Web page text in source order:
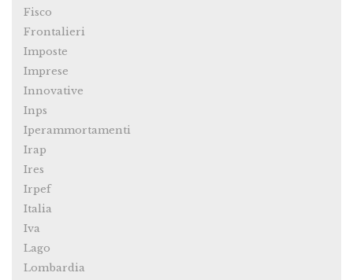
Fisco
Frontalieri
Imposte
Imprese
Innovative
Inps
Iperammortamenti
Irap
Ires
Irpef
Italia
Iva
Lago
Lombardia